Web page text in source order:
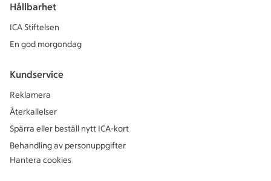
Hållbarhet
ICA Stiftelsen
En god morgondag
Kundservice
Reklamera
Återkallelser
Spärra eller beställ nytt ICA-kort
Behandling av personuppgifter
Hantera cookies